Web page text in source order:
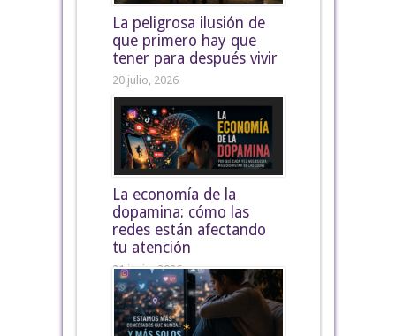
La peligrosa ilusión de
que primero hay que
tener para después vivir
20 julio, 2026
La economía de la
dopamina: cómo las
redes están afectando
tu atención
21 junio, 2026